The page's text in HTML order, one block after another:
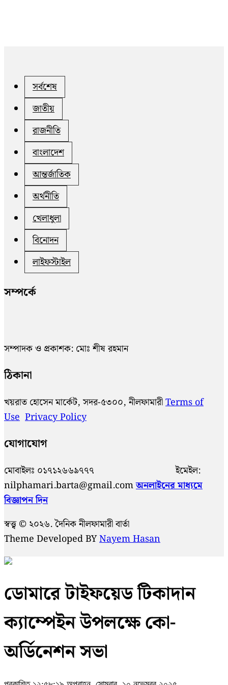
সর্বশেষ
জাতীয়
রাজনীতি
বাংলাদেশ
আন্তর্জাতিক
অর্থনীতি
খেলাধুলা
বিনোদন
লাইফস্টাইল
সম্পর্কে
সম্পাদক ও প্রকাশক: মোঃ শীষ রহমান
ঠিকানা
খয়রাত হোসেন মার্কেট, সদর-৫৩০০, নীলফামারীTerms of
Use Privacy Policy
যোগাযোগ
মোবাইলঃ ০১৭১২৬৬৯৭৭৭ ইমেইল:
nilphamari.barta@gmail.comঅনলাইনের মাধ্যমে
বিজ্ঞাপন দিন
স্বত্ত্ব © ২০২৬. দৈনিক নীলফামারী বার্তা
Theme Developed BYNayem Hasan
ডোমারে টাইফয়েড টিকাদান
ক্যাম্পেইন উপলক্ষে কো-
অর্ডিনেশন সভা